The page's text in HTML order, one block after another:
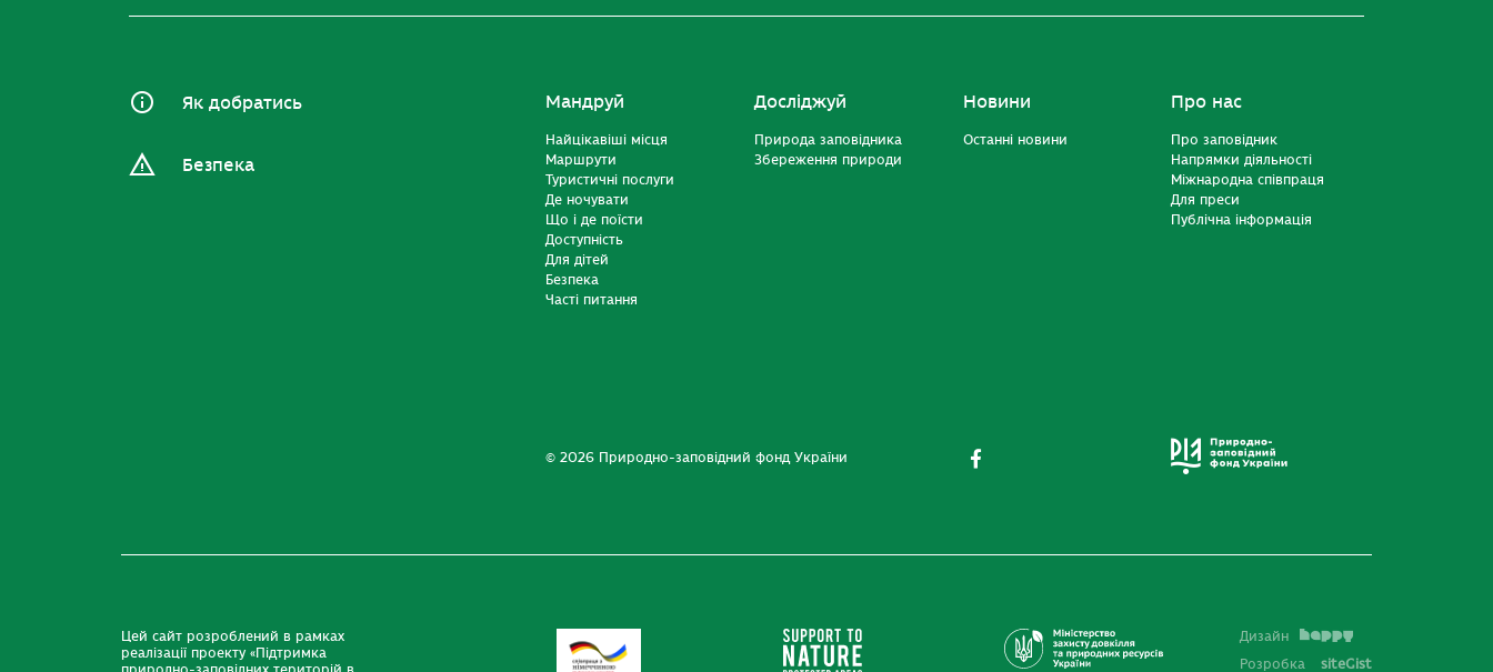
Як добратись
Безпека
Мандруй
Найцікавіші місця
Маршрути
Туристичні послуги
Де ночувати
Що і де поїсти
Доступність
Для дітей
Безпека
Часті питання
Досліджуй
Природа заповідника
Збереження природи
Новини
Останні новини
Про нас
Про заповідник
Напрямки діяльності
Міжнародна співпраця
Для преси
Публічна інформація
© 2026 Природно-заповідний фонд України
Цей сайт розроблений в рамках
реалізації проекту «Підтримка
Дизайн
Розробка
siteGist